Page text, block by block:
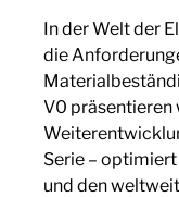
In der Welt der
die
V0 präsentieren
Serie –
und den